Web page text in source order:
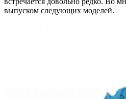
выпуском следующих моделей.